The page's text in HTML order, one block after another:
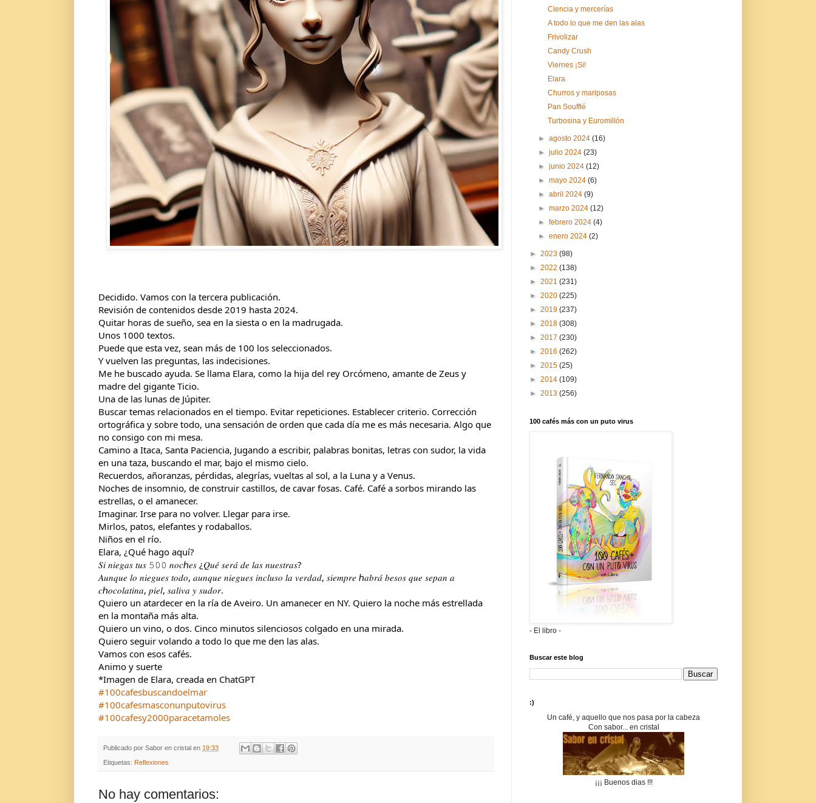
Decidido. Vamos con la tercera publicación.
Revisión de contenidos desde 2019 hasta 2024.
Quitar horas de sueño, sea en la siesta o en la madrugada.
Unos 1000 textos.
Puede que esta vez, sean más de 100 los seleccionados.
Y vuelven las preguntas, las indecisiones.
Me he buscado ayuda. Se llama Elara, como la hija del rey Orcómeno, amante de Zeus y
madre del gigante Ticio.
Una de las lunas de Júpiter.
Buscar temas relacionados en el tiempo. Evitar repeticiones. Establecer criterio. Corrección
ortográfica y sobre todo, una sensación de orden que cada día me es más necesaria. Algo que
no consigo con mi mesa.
Camino a Itaca, Santa Paciencia, Jugando a escribir, palabras bonitas, letras con sudor, la vida
en una taza, buscando el mar, bajo el mismo cielo.
Recuerdos, añoranzas, pérdidas, alegrías, vueltas al sol, a la Luna y a Venus.
Noches de insomnio, de construir castillos, de cavar fosas. Café. Café a sorbos mirando las
estrellas, o el amanecer.
Imaginar. Irse para no volver. Llegar para irse.
Mirlos, patos, elefantes y rodaballos.
Niños en el río.
Elara, ¿Qué hago aquí?
𝑆𝑖 𝑛𝑖𝑒𝑔𝑎𝑠 𝑡𝑢𝑠 𝟻𝟶𝟶 𝑛𝑜𝑐ℎ𝑒𝑠 ¿𝑄𝑢𝑒́ 𝑠𝑒𝑟𝑎́ 𝑑𝑒 𝑙𝑎𝑠 𝑛𝑢𝑒𝑠𝑡𝑟𝑎𝑠?
𝐴𝑢𝑛𝑞𝑢𝑒 𝑙𝑜 𝑛𝑖𝑒𝑔𝑢𝑒𝑠 𝑡𝑜𝑑𝑜, 𝑎𝑢𝑛𝑞𝑢𝑒 𝑛𝑖𝑒𝑔𝑢𝑒𝑠 𝑖𝑛𝑐𝑙𝑢𝑠𝑜 𝑙𝑎 𝑣𝑒𝑟𝑑𝑎𝑑, 𝑠𝑖𝑒𝑚𝑝𝑟𝑒 ℎ𝑎𝑏𝑟𝑎́ 𝑏𝑒𝑠𝑜𝑠 𝑞𝑢𝑒 𝑠𝑒𝑝𝑎𝑛 𝑎
𝑐ℎ𝑜𝑐𝑜𝑙𝑎𝑡𝑖𝑛𝑎, 𝑝𝑖𝑒𝑙, 𝑠𝑎𝑙𝑖𝑣𝑎 𝑦 𝑠𝑢𝑑𝑜𝑟.
Quiero un atardecer en la ría de Aveiro. Un amanecer en NY. Quiero la noche más estrellada
en la montaña más alta.
Quiero un vino, o dos. Cinco minutos silenciosos colgado en una mirada.
Quiero seguir volando a todo lo que me den las alas.
Vamos con esos cafés.
Animo y suerte
*Imagen de Elara, creada en ChatGPT
#100cafesbuscandoelmar
#100cafesmasconunputovirus
#100cafesy2000paracetamoles
Publicado por Sabor en cristal en 19:33
Etiquetas: Reflexiones
No hay comentarios:
Ciencia y mercerías
A todo lo que me den las alas
Frivolizar
Candy Crush
Viernes ¡Si!
Elara
Churros y mariposas
Pan Soufflé
Turbosina y Euromillón
►agosto 2024(16)
►julio 2024(23)
►junio 2024(12)
►mayo 2024(6)
►abril 2024(9)
►marzo 2024(12)
►febrero 2024(4)
►enero 2024(2)
► 2023 (98)
► 2022 (138)
► 2021 (231)
► 2020 (225)
► 2019 (237)
► 2018 (308)
► 2017 (230)
► 2016 (262)
► 2015 (25)
► 2014 (109)
► 2013 (256)
100 cafés más con un puto virus
- El libro -
Buscar este blog
:)
Un café, y aquello que nos pasa por la cabeza
Con sabor... en cristal
¡¡¡ Buenos dias !!!